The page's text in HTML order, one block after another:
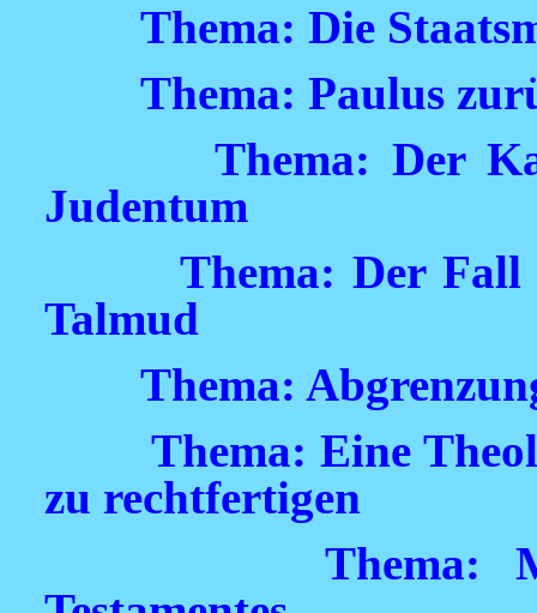
Thema: Die
Thema: Paulus
Thema: Der
Judentum
Thema: Der Fall
Talmud
Thema:
Thema: Eine
zu rechtfertigen
Thema: